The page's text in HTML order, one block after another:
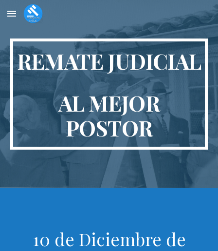
Skip to main content Skip to navigation
REMATE JUDICIAL
AL MEJOR
POSTOR
10 de Diciembre de